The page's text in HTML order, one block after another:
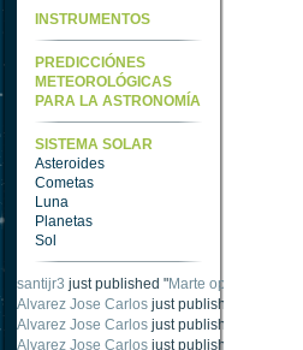
INSTRUMENTOS
PREDICCIÓNES
METEOROLÓGICAS
PARA LA ASTRONOMÍA
SISTEMA SOLAR
Asteroides
Cometas
Luna
Planetas
Sol
santijr3 just published "Marte oposición 2020
Alvarez Jose Carlos just published "
Alvarez Jose Carlos just published "
Alvarez Jose Carlos just published "